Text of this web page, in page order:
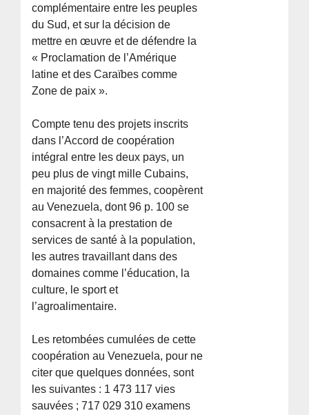
complémentaire entre les peuples
du Sud, et sur la décision de
mettre en œuvre et de défendre la
« Proclamation de l’Amérique
latine et des Caraïbes comme
Zone de paix ».
Compte tenu des projets inscrits
dans l’Accord de coopération
intégral entre les deux pays, un
peu plus de vingt mille Cubains,
en majorité des femmes, coopèrent
au Venezuela, dont 96 p. 100 se
consacrent à la prestation de
services de santé à la population,
les autres travaillant dans des
domaines comme l’éducation, la
culture, le sport et
l’agroalimentaire.
Les retombées cumulées de cette
coopération au Venezuela, pour ne
citer que quelques données, sont
les suivantes : 1 473 117 vies
sauvées ; 717 029 310 examens